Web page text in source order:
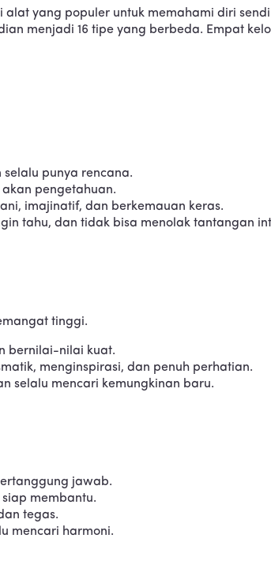
yang populer untuk memahami diri
menjadi 16 tipe yang berbeda. Empat
selalu punya rencana.
akan pengetahuan.
imajinatif, dan berkemauan keras.
tahu, dan tidak bisa menolak tantangan
tinggi.
bernilai-nilai kuat.
menginspirasi, dan penuh perhatian.
selalu mencari kemungkinan baru.
jawab.
siap membantu.
tegas.
mencari harmoni.